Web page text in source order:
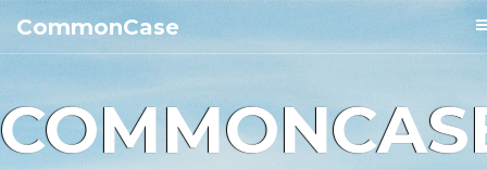
CommonCase